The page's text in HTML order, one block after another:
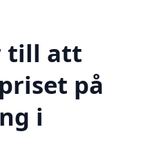
till att
på
i